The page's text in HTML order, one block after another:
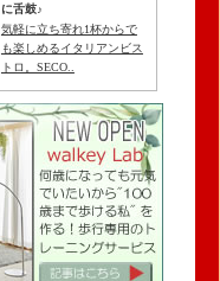
に舌鼓♪
気軽に立ち寄れ1杯からで
も楽しめるイタリアンビス
トロ。SECO..